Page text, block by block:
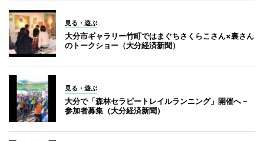
見る・遊ぶ
大分市ギャラリー竹町ではまぐちさくらこさん×裏さん
のトークショー（大分経済新聞）
見る・遊ぶ
大分で「森林セラピートレイルランニング」開催へ－
参加者募集（大分経済新聞）